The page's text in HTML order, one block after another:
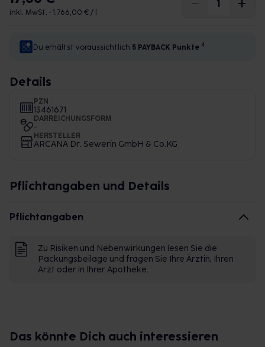
inkl. MwSt. • 1.766,00 € / l
Du erhältst voraussichtlich 5 PAYBACK Punkte 4
Details
PZN
13461671
DARREICHUNGSFORM
-
HERSTELLER
ARCANA Dr. Sewerin GmbH & Co.KG
Pflichtangaben und Details
Pflichtangaben
Zu Risiken und Nebenwirkungen lesen Sie die
Packungsbeilage und fragen Sie Ihre Ärztin, Ihren
Arzt oder in Ihrer Apotheke.
Das könnte Dich auch interessieren